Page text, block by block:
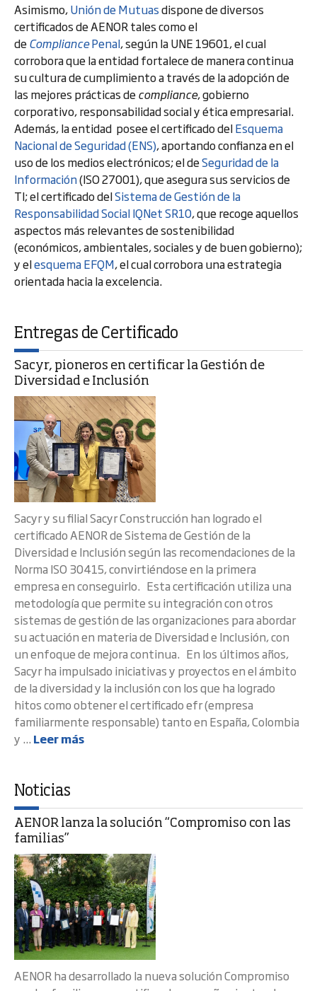
Asimismo,Unión de Mutuasdispone de diversos
certificados de AENOR tales como el
deCompliancePenal, según la UNE 19601, el cual
corrobora que la entidad fortalece de manera continua
su cultura de cumplimiento a través de la adopción de
las mejores prácticas decompliance, gobierno
corporativo, responsabilidad social y ética empresarial.
Además, la entidad posee el certificado delEsquema
Nacional de Seguridad (ENS), aportando confianza en el
uso de los medios electrónicos; el deSeguridad de la
Información(ISO 27001), que asegura sus servicios de
TI; el certificado delSistema de Gestión de la
Responsabilidad Social IQNet SR10, que recoge aquellos
aspectos más relevantes de sostenibilidad
(económicos, ambientales, sociales y de buen gobierno);
y elesquema EFQM, el cual corrobora una estrategia
orientada hacia la excelencia.
Entregas de Certificado
Sacyr, pioneros en certificar la Gestión de
Diversidad e Inclusión
Sacyr y su filial Sacyr Construcción han logrado el
certificado AENOR de Sistema de Gestión de la
Diversidad e Inclusión según las recomendaciones de la
Norma ISO 30415, convirtiéndose en la primera
empresa en conseguirlo. Esta certificación utiliza una
metodología que permite su integración con otros
sistemas de gestión de las organizaciones para abordar
su actuación en materia de Diversidad e Inclusión, con
un enfoque de mejora continua. En los últimos años,
Sacyr ha impulsado iniciativas y proyectos en el ámbito
de la diversidad y la inclusión con los que ha logrado
hitos como obtener el certificado efr (empresa
familiarmente responsable) tanto en España, Colombia
y ... Leer más
Noticias
AENOR lanza la solución “Compromiso con las
familias”
AENOR ha desarrollado la nueva solución Compromiso